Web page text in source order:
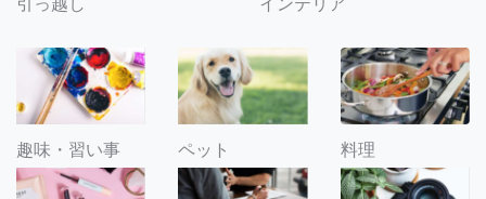
引っ越し インテリア
趣味・習い事 ペット 料理